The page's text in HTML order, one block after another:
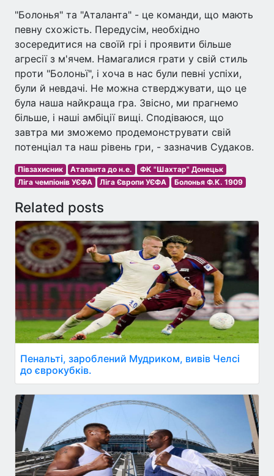
"Болонья" та "Аталанта" - це команди, що мають
певну схожість. Передусім, необхідно
зосередитися на своїй грі і проявити більше
агресії з м'ячем. Намагалися грати у свій стиль
проти "Болоньї", і хоча в нас були певні успіхи,
були й невдачі. Не можна стверджувати, що це
була наша найкраща гра. Звісно, ми прагнемо
більше, і наші амбіції вищі. Сподіваюся, що
завтра ми зможемо продемонструвати свій
потенціал та наш рівень гри, - зазначив Судаков.
Півзахисник Аталанта до н.е.
ФК "Шахтар" Донецьк
Ліга чемпіонів УЄФА
Ліга Європи УЄФА Болонья Ф.К. 1909
Related posts
Пенальті, зароблений Мудриком, вивів Челсі
до єврокубків.